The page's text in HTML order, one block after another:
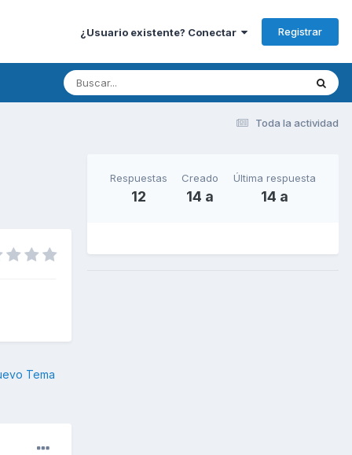
¿Usuario existente? Conectar Registrar
Toda la actividad
Tema
Respuestas
12
Creado
14 a
Última respuesta
14 a